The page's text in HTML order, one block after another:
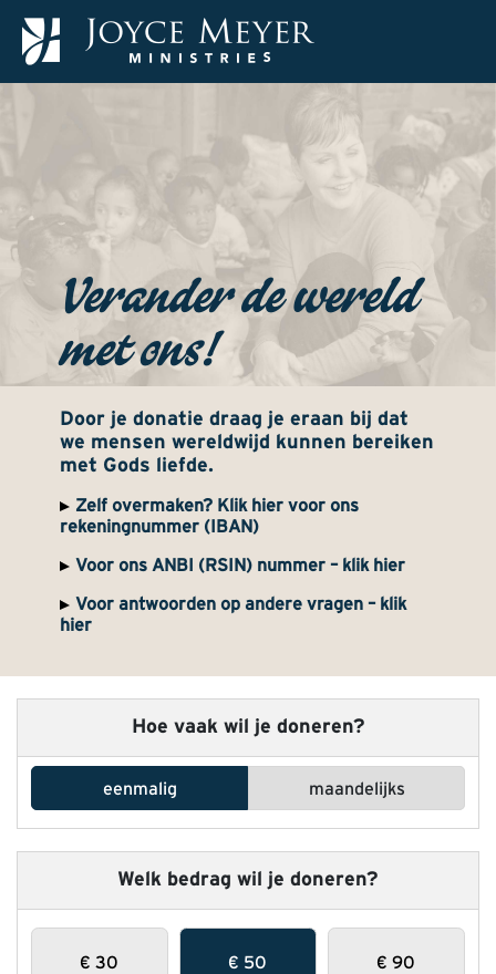
Verander de wereld
met ons!
Door je donatie draag je eraan bij dat
we mensen wereldwijd kunnen bereiken
met Gods liefde.
Zelf overmaken? Klik hier voor ons
rekeningnummer (IBAN)
Voor ons ANBI (RSIN) nummer – klik hier
Voor antwoorden op andere vragen – klik
hier
Hoe vaak wil je doneren?
eenmalig maandelijks
Welk bedrag wil je doneren?
€ 30 € 50 € 90